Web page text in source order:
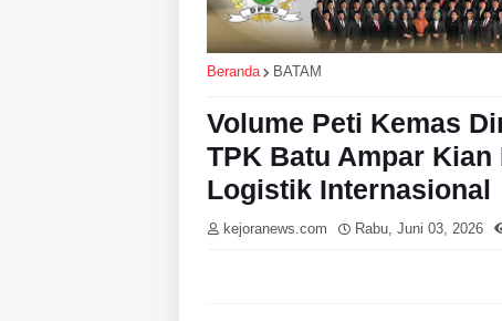
Beranda BATAM
Volume Peti Kemas
TPK Batu Ampar
Logistik Internasional
kejoranews.com Rabu, Juni 03, 2026